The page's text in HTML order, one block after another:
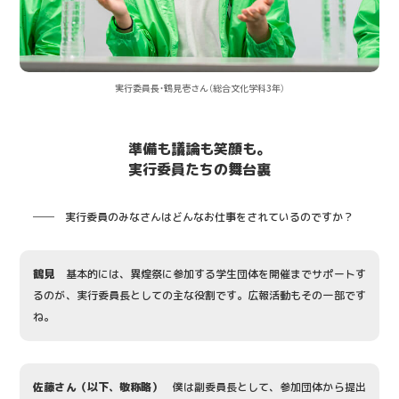
実行委員長・鶴見壱さん（総合文化学科3年）
準備も議論も笑顔も。
実行委員たちの舞台裏
── 実行委員のみなさんはどんなお仕事をされているのですか？
鶴見 基本的には、異煌祭に参加する学生団体を開催までサポートす
るのが、実行委員長としての主な役割です。広報活動もその一部です
ね。
佐藤さん（以下、敬称略） 僕は副委員長として、参加団体から提出